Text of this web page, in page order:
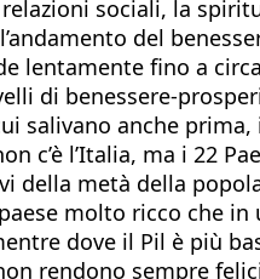
sociali, la
del
lentamente fino a
di benessere-
salivano anche
c’è l’Italia, ma i 22
della metà della
molto ricco che
dove il Pil è più
rendono sempre